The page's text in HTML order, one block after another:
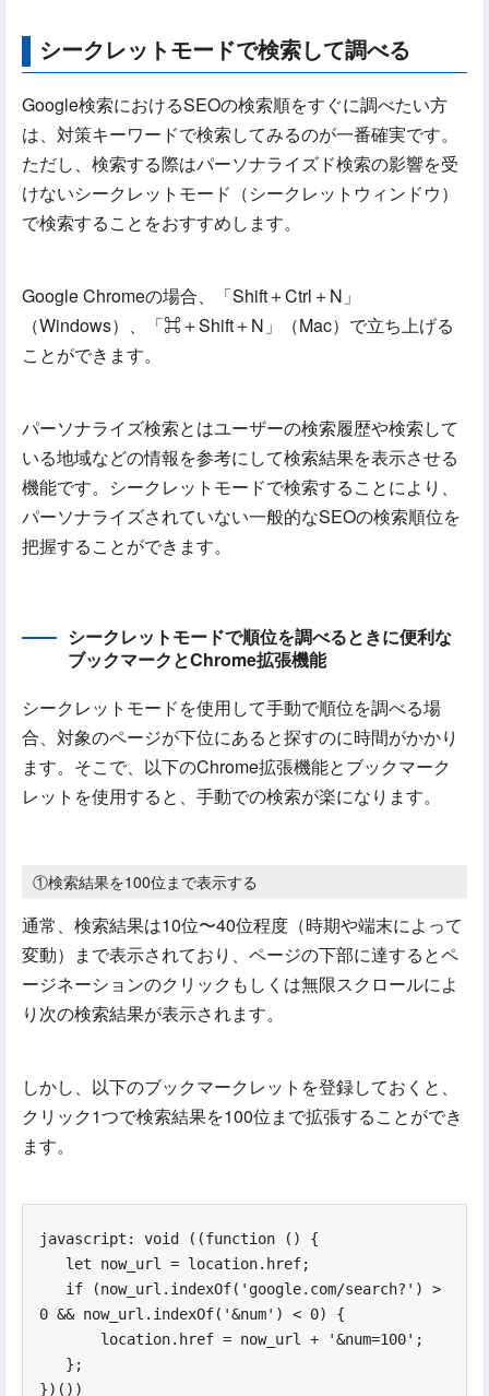
シークレットモードで検索して調べる
Google検索におけるSEOの検索順をすぐに調べたい方
は、対策キーワードで検索してみるのが一番確実です。
ただし、検索する際はパーソナライズド検索の影響を受
けないシークレットモード（シークレットウィンドウ）
で検索することをおすすめします。
Google Chromeの場合、「Shift＋Ctrl＋N」
（Windows）、「⌘＋Shift＋N」（Mac）で立ち上げる
ことができます。
パーソナライズ検索とはユーザーの検索履歴や検索して
いる地域などの情報を参考にして検索結果を表示させる
機能です。シークレットモードで検索することにより、
パーソナライズされていない一般的なSEOの検索順位を
把握することができます。
シークレットモードで順位を調べるときに便利な
ブックマークとChrome拡張機能
シークレットモードを使用して手動で順位を調べる場
合、対象のページが下位にあると探すのに時間がかかり
ます。そこで、以下のChrome拡張機能とブックマーク
レットを使用すると、手動での検索が楽になります。
①検索結果を100位まで表示する
通常、検索結果は10位〜40位程度（時期や端末によって
変動）まで表示されており、ページの下部に達するとペ
ージネーションのクリックもしくは無限スクロールによ
り次の検索結果が表示されます。
しかし、以下のブックマークレットを登録しておくと、
クリック1つで検索結果を100位まで拡張することができ
ます。
javascript: void ((function () {
0 && now_url.indexOf('&num') < 0) {